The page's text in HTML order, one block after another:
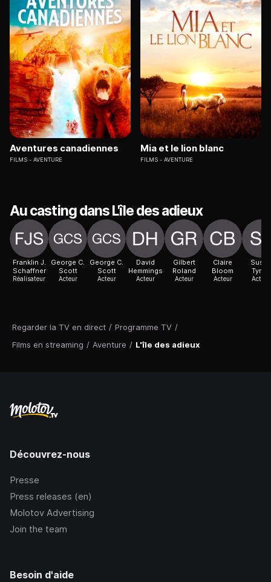
Regarder la TV en direct / Programme TV /
Films en streaming / Aventure / L'île des adieux
Aventures canadiennes
FILMS AVENTURE
Mia et le lion blanc
FILMS AVENTURE
Au casting dans L'île des adieux
Franklin J.
Schaffner
Réalisateur
George C.
Scott
Acteur
George C.
Scott
Acteur
David
Hemmings
Acteur
Gilbert
Roland
Acteur
Claire
Bloom
Acteur
Tyrrell
Actrice
Découvrez-nous
Presse
Press releases (en)
Molotov Advertising
Join the team
Besoin d'aide